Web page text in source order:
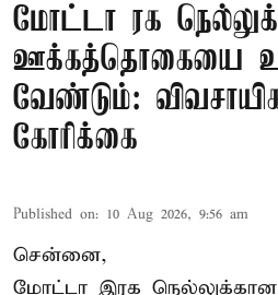
மோட்டா ரக
ஊக்கத்தொகையை
வேண்டும்:
கோரிக்கை
Published on: 10 Aug 2026, 9:56 am
சென்னை,
மோட்டா இரக